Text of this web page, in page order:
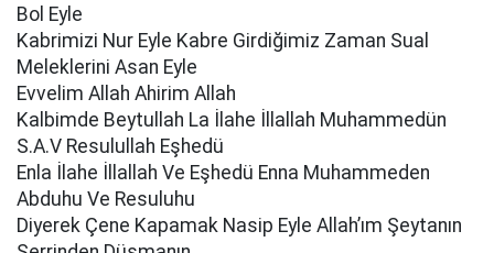
Bol Eyle
Kabrimizi Nur Eyle Kabre Girdiğimiz Zaman Sual
Meleklerini Asan Eyle
Evvelim Allah Ahirim Allah
Kalbimde Beytullah La İlahe İllallah Muhammedün
S.A.V Resulullah Eşhedü
Enla İlahe İllallah Ve Eşhedü Enna Muhammeden
Abduhu Ve Resuluhu
Diyerek Çene Kapamak Nasip Eyle Allah’ım Şeytanın